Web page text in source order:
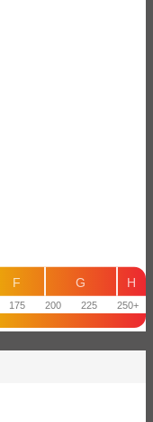
175 200 225 250+
H
G
F